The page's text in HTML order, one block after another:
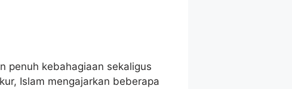
penuh kebahagiaan sekaligus
Islam mengajarkan beberapa